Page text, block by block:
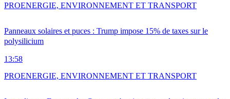
Panneaux solaires et puces : Trump impose 15% de taxes sur le
polysilicium
13:58
PROENERGIE, ENVIRONNEMENT ET TRANSPORT
PROENERGIE, ENVIRONNEMENT ET TRANSPORT